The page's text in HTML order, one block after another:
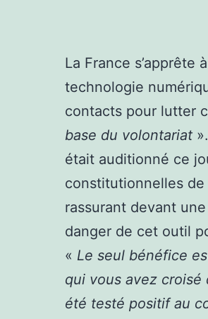
La France s’apprête
technologie
contacts pour lutter
base du volontariat
était auditionné ce
constitutionnelles de
rassurant devant
danger de cet outil
« Le seul bénéfice
qui vous avez
été testé positif au